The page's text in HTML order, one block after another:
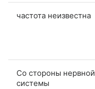
частота неизвестна
Со стороны нервной
системы